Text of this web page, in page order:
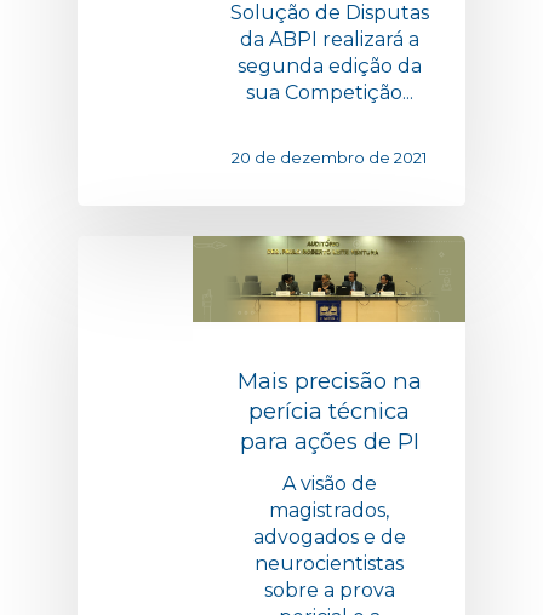
Solução de Disputas
da ABPI realizará a
segunda edição da
sua Competição...
20 de dezembro de 2021
Mais precisão na
perícia técnica
para ações de PI
A visão de
magistrados,
advogados e de
neurocientistas
sobre a prova